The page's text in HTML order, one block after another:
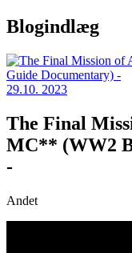
Blogindlæg
29.10. 2023
The Final
MC** (WW2
-
Andet